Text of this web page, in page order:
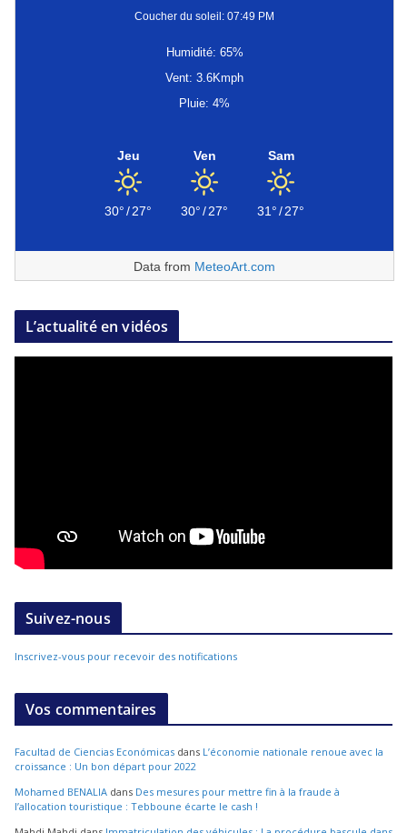
Coucher du soleil: 07:49 PM
Humidité: 65%
Vent: 3.6Kmph
Pluie: 4%
Jeu
30°/27°
Ven
30°/27°
Sam
31°/27°
Data from MeteoArt.com
L’actualité en vidéos
Suivez-nous
Inscrivez-vous pour recevoir des notifications
Vos commentaires
Facultad de Ciencias Económicas dans L’économie nationale renoue avec la
croissance : Un bon départ pour 2022
Mohamed BENALIA dans Des mesures pour mettre fin à la fraude à
l’allocation touristique : Tebboune écarte le cash !